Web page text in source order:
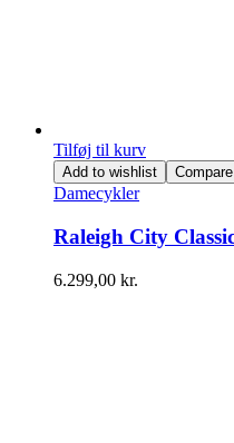
Tilføj til kurv
Add to wishlist Compare
Damecykler
Raleigh City
6.299,00 kr.